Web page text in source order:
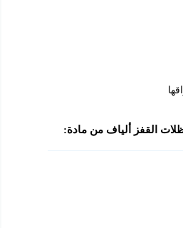
القفز ألياف من مادة: